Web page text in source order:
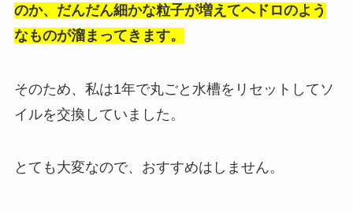
のか、だんだん細かな粒子が増えてヘドロのよう
なものが溜まってきます。
そのため、私は1年で丸ごと水槽をリセットしてソ
イルを交換していました。
とても大変なので、おすすめはしません。